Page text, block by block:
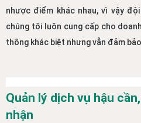
nhược điểm khác nhau, vì vậy
chúng tôi luôn cung cấp cho
thông khác biệt nhưng vẫn đảm
Quản lý dịch vụ hậu
nhận